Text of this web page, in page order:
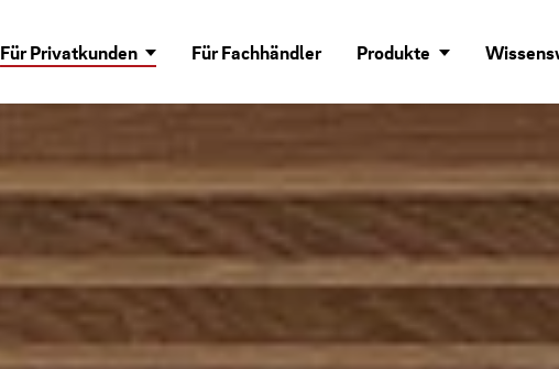
Für Privatkunden Für Fachhändler Produkte